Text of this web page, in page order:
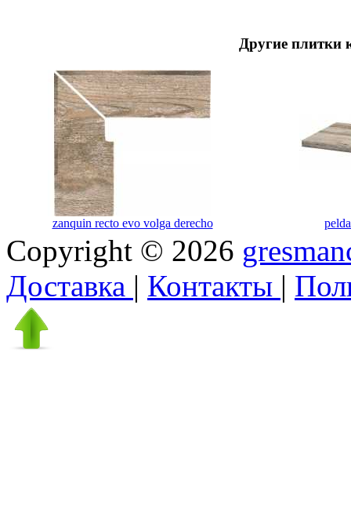
Другие плитки
zanquin recto evo volga derecho
Copyright © 2026
Доставка | Контакты |